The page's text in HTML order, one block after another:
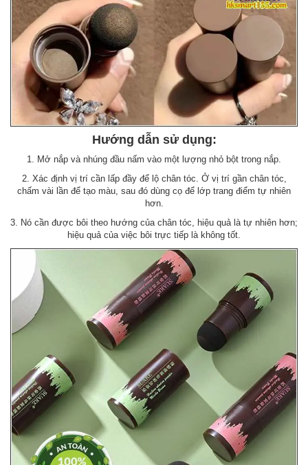
Hướng dẫn sử dụng:
1. Mở nắp và nhúng đầu nấm vào một lượng nhỏ bột trong nắp.
2. Xác định vị trí cần lấp đầy để lộ chân tóc. Ở vị trí gần chân tóc,
chấm vài lần để tạo màu, sau đó dùng cọ để lớp trang điểm tự nhiên
hơn.
3. Nó cần được bôi theo hướng của chân tóc, hiệu quả là tự nhiên hơn;
hiệu quả của việc bôi trực tiếp là không tốt.